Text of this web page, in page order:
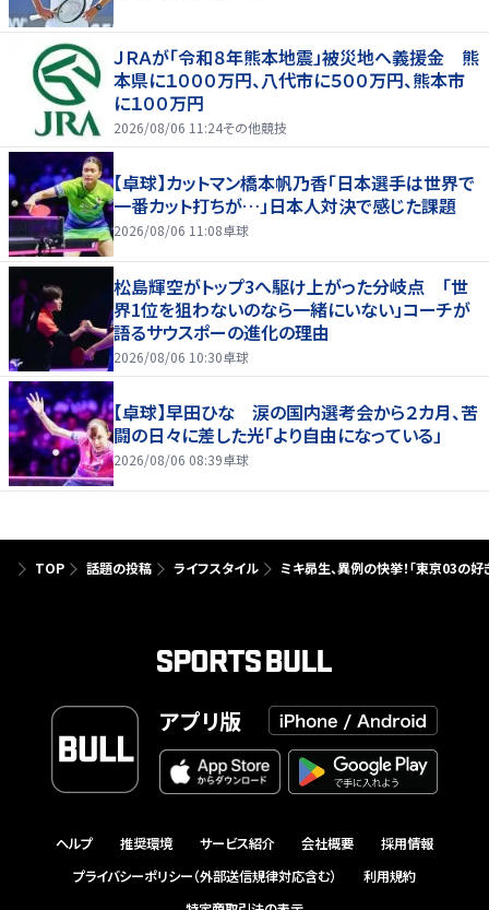
ＪＲＡが「令和８年熊本地震」被災地へ義援金 熊
本県に１０００万円、八代市に５００万円、熊本市
に１００万円
2026/08/06 11:24その他競技
【卓球】カットマン橋本帆乃香「日本選手は世界で
一番カット打ちが…」日本人対決で感じた課題
2026/08/06 11:08卓球
松島輝空がトップ3へ駆け上がった分岐点 「世
界1位を狙わないのなら一緒にいない」コーチが
語るサウスポーの進化の理由
2026/08/06 10:30卓球
【卓球】早田ひな 涙の国内選考会から２カ月、苦
闘の日々に差した光「より自由になっている」
2026/08/06 08:39卓球
TOP 話題の投稿 ライフスタイル ミキ昴生、異例の快挙！「東京03の好
アプリ版
ヘルプ 推奨環境 サービス紹介 会社概要
採用情報
プライバシーポリシー（外部送信規律対応含む）
利用規約